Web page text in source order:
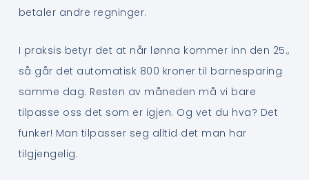
betaler andre regninger.
I praksis betyr det at når lønna kommer inn den 25.,
så går det automatisk 800 kroner til barnesparing
samme dag. Resten av måneden må vi bare
tilpasse oss det som er igjen. Og vet du hva? Det
funker! Man tilpasser seg alltid det man har
tilgjengelig.